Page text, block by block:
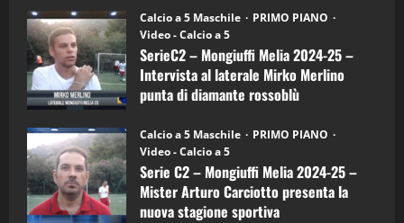
6)
–
Intervista
a
mister
Arturo
Carciotto
(Mongiuffi
Calcio a 5 Maschile
PRIMO PIANO
Video - Calcio a 5
SerieC2 – Mongiuffi Melia 2024-25 –
Intervista al laterale Mirko Merlino
punta di diamante rossoblù
Calcio a 5 Maschile
PRIMO PIANO
Video - Calcio a 5
Serie C2 – Mongiuffi Melia 2024-25 –
Mister Arturo Carciotto presenta la
nuova stagione sportiva
4
“SportEmpire” in Podcast: 27^ Puntata
(Martedi 14 Aprile 2026)
15/04/2026
5
“SportEmpire” in Podcast: 26^ Puntata
(Martedi 07 Aprile 2026)
08/04/2026